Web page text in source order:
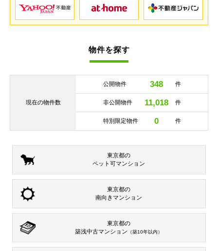
物件を探す
現在の物件数
公開物件 348 件
非公開物件 11,018 件
特別限定物件 0 件
東京都の
ペット可マンション
東京都の
南向き マンション
東京都の
築浅中古マンション （築10年以内）